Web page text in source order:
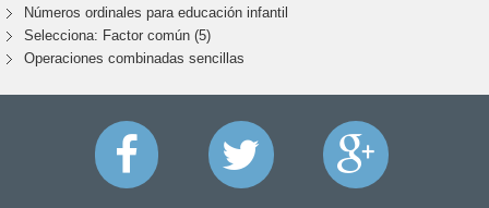
Números ordinales para educación infantil
Selecciona: Factor común (5)
Operaciones combinadas sencillas